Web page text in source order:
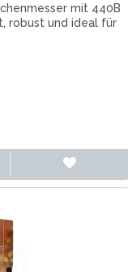
mit 440B
robust und ideal für